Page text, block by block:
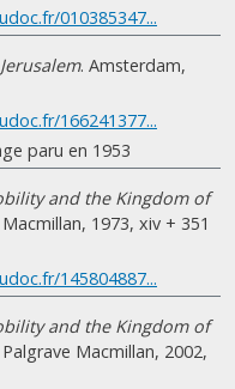
010385347...
. Amsterdam,
166241377...
paru en 1953
and the Kingdom of
1973, xiv + 351
145804887...
and the Kingdom of
Macmillan, 2002,